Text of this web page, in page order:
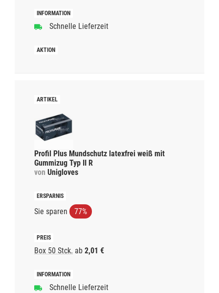
Schnelle Lieferzeit
Profil Plus Mundschutz latexfrei weiß mit
Gummizug Typ II R
von Unigloves
Sie sparen 77%
Box 50 Stck. ab 2,01 €
Schnelle Lieferzeit